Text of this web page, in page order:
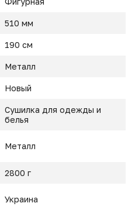
510 мм
190 см
Металл
Hовый
Сушилка для одежды и
белья
Металл
2800 г
Украина